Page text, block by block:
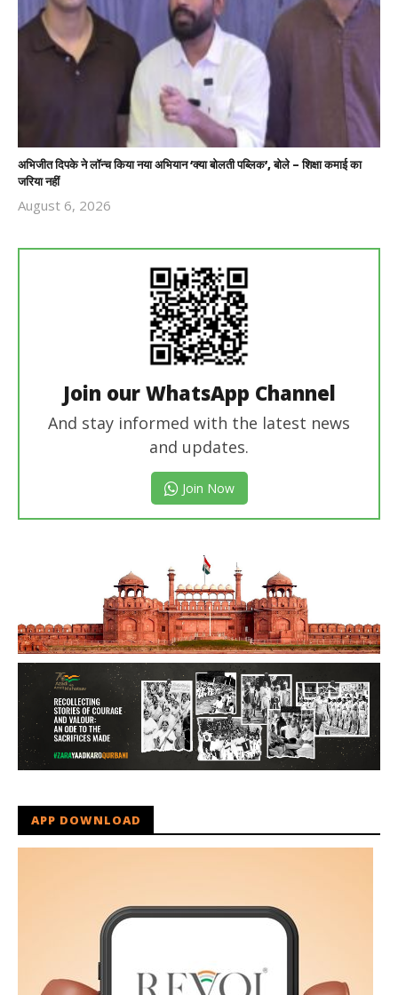
अभिजीत दिपके ने लॉन्च किया नया अभियान ‘क्या बोलती पब्लिक’, बोले – शिक्षा कमाई का
जरिया नहीं
August 6, 2026
Join our WhatsApp Channel
And stay informed with the latest news
and updates.
Join Now
APP DOWNLOAD